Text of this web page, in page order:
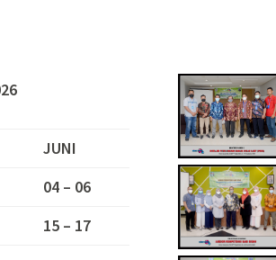
JUNI
04 – 06
15 – 17